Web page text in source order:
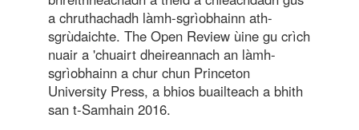
a chruthachadh làmh-sgrìobhainn ath-
sgrùdaichte. The Open Review ùine gu crìch
nuair a 'chuairt dheireannach an làmh-
sgrìobhainn a chur chun Princeton
University Press, a bhios buailteach a bhith
san t-Samhain 2016.